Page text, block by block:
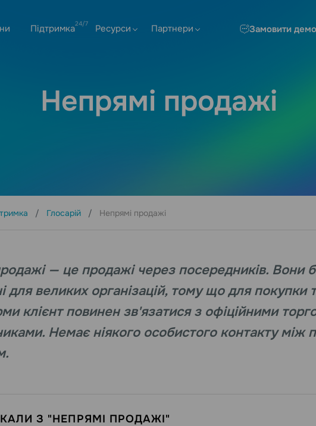
Підтримка Ресурси Партнери Замовити демо
Непрямі продажі
Глосарій Непрямі продажі
— це продажі через посередників. Вони
для великих організацій, тому що для покупки
клієнт повинен зв'язатися з офіційними
Немає ніякого особистого контакту між
З "НЕПРЯМІ ПРОДАЖІ"